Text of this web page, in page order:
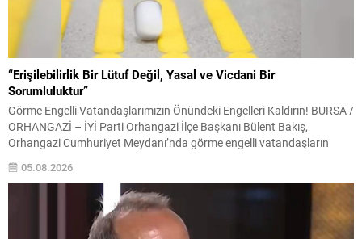
“Erişilebilirlik Bir Lütuf Değil, Yasal ve Vicdani Bir
Sorumluluktur”
Görme Engelli Vatandaşlarımızın Önündeki Engelleri Kaldırın! BURSA /
ORHANGAZİ – İYİ Parti Orhangazi İlçe Başkanı Bülent Bakış,
Orhangazi Cumhuriyet Meydanı’nda görme engelli vatandaşların
tepki göstererek, belediyeleri ve yetkilileri göreve çağırdı. Görme engelli
vatandaşların güvenli ve bağımsız şekilde hareket edebilmesi için
05.08.2026